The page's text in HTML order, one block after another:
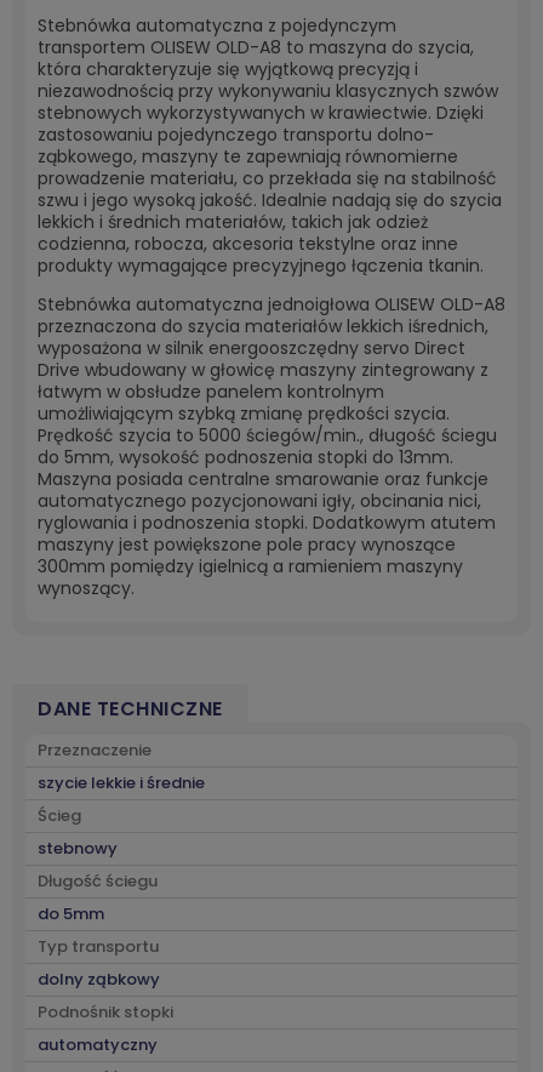
Stebnówka automatyczna z pojedynczym
transportem OLISEW OLD-A8 to maszyna do szycia,
która charakteryzuje się wyjątkową precyzją i
niezawodnością przy wykonywaniu klasycznych szwów
stebnowych wykorzystywanych w krawiectwie. Dzięki
zastosowaniu pojedynczego transportu dolno-
ząbkowego, maszyny te zapewniają równomierne
prowadzenie materiału, co przekłada się na stabilność
szwu i jego wysoką jakość. Idealnie nadają się do szycia
lekkich i średnich materiałów, takich jak odzież
codzienna, robocza, akcesoria tekstylne oraz inne
produkty wymagające precyzyjnego łączenia tkanin.
Stebnówka automatyczna jednoigłowa OLISEW OLD-A8
przeznaczona do szycia materiałów lekkich iśrednich,
wyposażona w silnik energooszczędny servo Direct
Drive wbudowany w głowicę maszyny zintegrowany z
łatwym w obsłudze panelem kontrolnym
umożliwiającym szybką zmianę prędkości szycia.
Prędkość szycia to 5000 ściegów/min., długość ściegu
do 5mm, wysokość podnoszenia stopki do 13mm.
Maszyna posiada centralne smarowanie oraz funkcje
automatycznego pozycjonowani igły, obcinania nici,
ryglowania i podnoszenia stopki. Dodatkowym atutem
maszyny jest powiększone pole pracy wynoszące
300mm pomiędzy igielnicą a ramieniem maszyny
wynoszący.
DANE TECHNICZNE
Przeznaczenie
szycie lekkie i średnie
Ścieg
stebnowy
Długość ściegu
do 5mm
Typ transportu
dolny ząbkowy
Podnośnik stopki
automatyczny